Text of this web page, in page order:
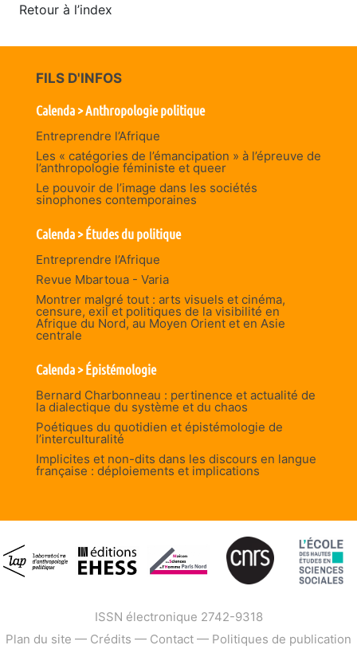
Retour à l’index
FILS D'INFOS
Calenda > Anthropologie politique
Entreprendre l’Afrique
Les « catégories de l’émancipation » à l’épreuve de
l’anthropologie féministe et queer
Le pouvoir de l’image dans les sociétés
sinophones contemporaines
Calenda > Études du politique
Entreprendre l’Afrique
Revue Mbartoua - Varia
Montrer malgré tout : arts visuels et cinéma,
censure, exil et politiques de la visibilité en
Afrique du Nord, au Moyen Orient et en Asie
centrale
Calenda > Épistémologie
Bernard Charbonneau : pertinence et actualité de
la dialectique du système et du chaos
Poétiques du quotidien et épistémologie de
l’interculturalité
Implicites et non-dits dans les discours en langue
française : déploiements et implications
ISSN électronique 2742-9318
Plan du site — Crédits — Contact — Politiques de publication